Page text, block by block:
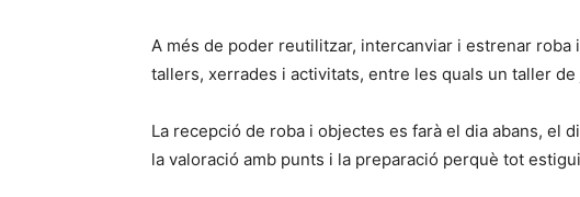
A més de poder reutilitzar, intercanviar i estrenar roba
tallers, xerrades i activitats, entre les quals un taller
La recepció de roba i objectes es farà el dia abans, el
la valoració amb punts i la preparació perquè tot